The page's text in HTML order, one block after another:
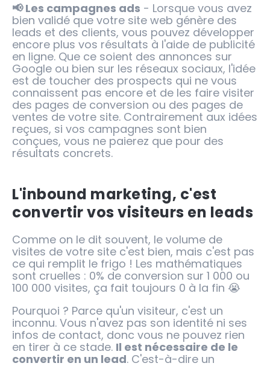
📢 Les campagnes ads - Lorsque vous avez
bien validé que votre site web génère des
leads et des clients, vous pouvez développer
encore plus vos résultats à l'aide de publicité
en ligne. Que ce soient des annonces sur
Google ou bien sur les réseaux sociaux, l'idée
est de toucher des prospects qui ne vous
connaissent pas encore et de les faire visiter
des pages de conversion ou des pages de
ventes de votre site. Contrairement aux idées
reçues, si vos campagnes sont bien
conçues, vous ne paierez que pour des
résultats concrets.
L'inbound marketing, c'est
convertir vos visiteurs en leads
Comme on le dit souvent, le volume de
visites de votre site c'est bien, mais c'est pas
ce qui remplit le frigo ! Les mathématiques
sont cruelles : 0% de conversion sur 1 000 ou
100 000 visites, ça fait toujours 0 à la fin 😭
Pourquoi ? Parce qu'un visiteur, c'est un
inconnu. Vous n'avez pas son identité ni ses
infos de contact, donc vous ne pouvez rien
en tirer à ce stade. Il est nécessaire de le
convertir en un lead. C'est-à-dire un